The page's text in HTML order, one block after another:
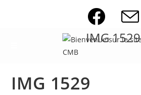
IMG 1529
IMG 1529